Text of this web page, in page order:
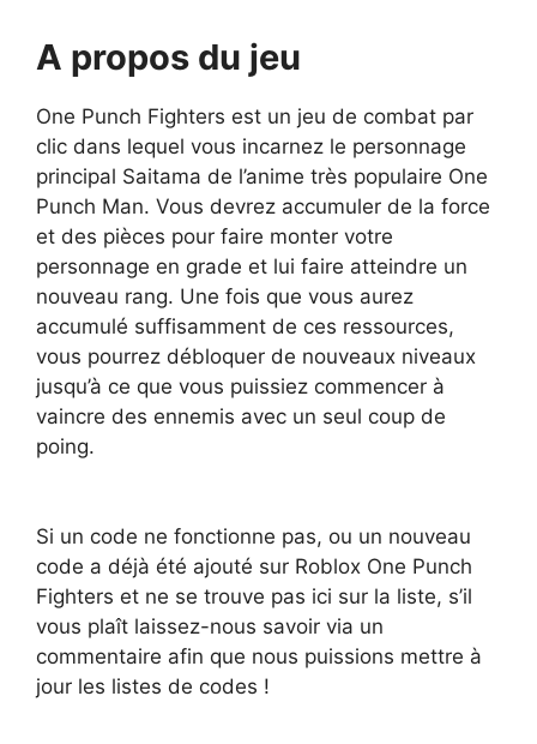
A propos du jeu
One Punch Fighters est un jeu de combat par
clic dans lequel vous incarnez le personnage
principal Saitama de l’anime très populaire One
Punch Man. Vous devrez accumuler de la force
et des pièces pour faire monter votre
personnage en grade et lui faire atteindre un
nouveau rang. Une fois que vous aurez
accumulé suffisamment de ces ressources,
vous pourrez débloquer de nouveaux niveaux
jusqu’à ce que vous puissiez commencer à
vaincre des ennemis avec un seul coup de
poing.
Si un code ne fonctionne pas, ou un nouveau
code a déjà été ajouté sur Roblox One Punch
Fighters et ne se trouve pas ici sur la liste, s’il
vous plaît laissez-nous savoir via un
commentaire afin que nous puissions mettre à
jour les listes de codes !